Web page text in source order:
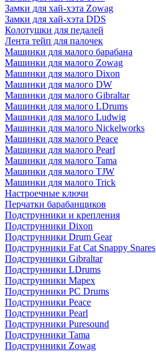
Замки для хай-хэта Zowag
Замки для хай-хэта DDS
Колотушки для педалей
Лента тейп для палочек
Машинки для малого барабана
Машинки для малого Zowag
Машинки для малого Dixon
Машинки для малого DW
Машинки для малого Gibraltar
Машинки для малого LDrums
Машинки для малого Ludwig
Машинки для малого Nickelworks
Машинки для малого Peace
Машинки для малого Pearl
Машинки для малого Tama
Машинки для малого TJW
Машинки для малого Trick
Настроечные ключи
Перчатки барабанщиков
Подструнники и крепления
Подструнники Dixon
Подструнники Drum Gear
Подструнники Fat Cat Snappy Snares
Подструнники Gibraltar
Подструнники LDrums
Подструнники Mapex
Подструнники PC Drums
Подструнники Peace
Подструнники Pearl
Подструнники Puresound
Подструнники Tama
Подструнники Zowag